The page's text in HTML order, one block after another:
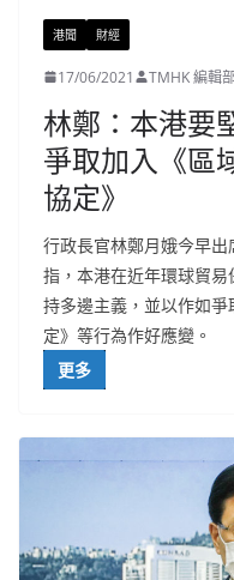
港聞 財經
17/06/2021 TMHK 編輯
林鄭：本港要
爭取加入《區
協定》
行政長官林鄭月娥今早
指，本港在近年環球貿
持多邊主義，並以作如
定》等行為作好應變。
更多